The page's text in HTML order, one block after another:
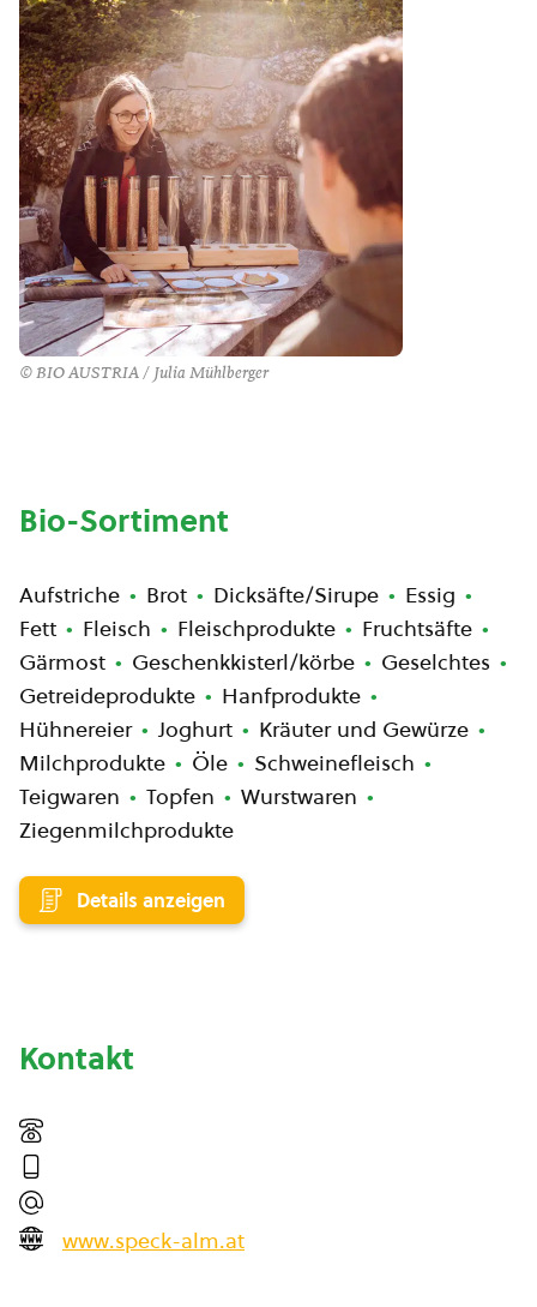
© BIO AUSTRIA / Julia Mühlberger
Bio-Sortiment
Aufstriche Brot Dicksäfte/Sirupe
Essig
Fett
Fleisch Fleischprodukte
Fruchtsäfte
Gärmost
Geschenkkisterl/körbe
Geselchtes
Getreideprodukte
Hanfprodukte
Hühnereier
Joghurt
Kräuter und Gewürze
Milchprodukte
Öle
Schweinefleisch
Teigwaren
Topfen
Wurstwaren
Ziegenmilchprodukte
Details anzeigen
Kontakt
www.speck-alm.at